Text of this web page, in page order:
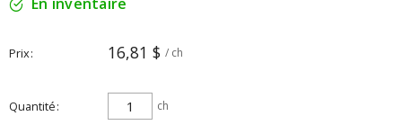
Prix 16,81 $ / ch
Quantité ch